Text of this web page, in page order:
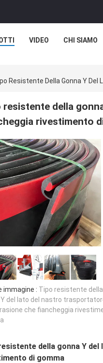
VIDEO CHI SIAMO
Resistente Della Gonna Y
resistente della
rivestimento
immagine : Tipo resistente della
Y del lato del nastro
che fiancheggia
della gonna Y
di gomma